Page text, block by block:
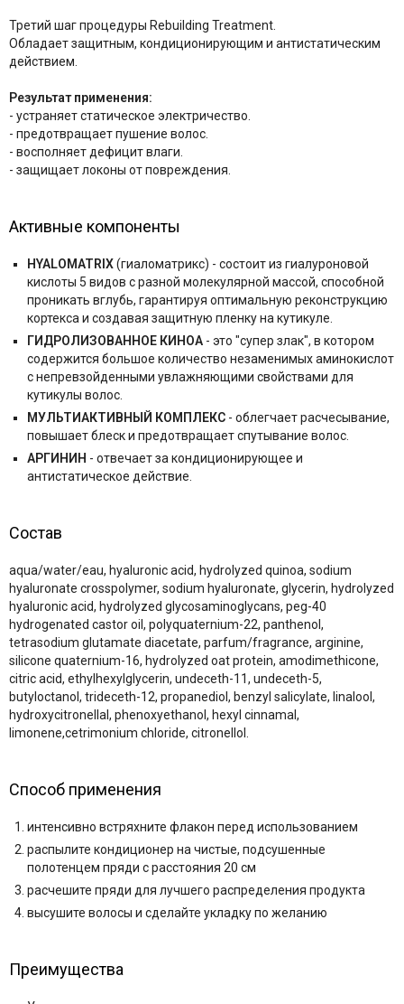
Третий шаг процедуры Rebuilding Treatment.
Обладает защитным, кондиционирующим и антистатическим
действием.
Результат применения:
- устраняет статическое электричество.
- предотвращает пушение волос.
- восполняет дефицит влаги.
- защищает локоны от повреждения.
Активные компоненты
HYALOMATRIX(гиаломатрикс) - состоит из гиалуроновой
кислоты 5 видов с разной молекулярной массой, способной
проникать вглубь, гарантируя оптимальную реконструкцию
кортекса и создавая защитную пленку на кутикуле.
ГИДРОЛИЗОВАННОЕ КИНОА - это "супер злак", в котором
содержится большое количество незаменимых аминокислот
с непревзойденными увлажняющими свойствами для
кутикулы волос.
МУЛЬТИАКТИВНЫЙ КОМПЛЕКС - облегчает расчесывание,
повышает блеск и предотвращает спутывание волос.
АРГИНИН - отвечает за кондиционирующее и
антистатическое действие.
Состав
aqua/water/eau, hyaluronic acid, hydrolyzed quinoa, sodium
hyaluronate crosspolymer, sodium hyaluronate, glycerin, hydrolyzed
hyaluronic acid, hydrolyzed glycosaminoglycans, peg-40
hydrogenated castor oil, polyquaternium-22, panthenol,
tetrasodium glutamate diacetate, parfum/fragrance, arginine,
silicone quaternium-16, hydrolyzed oat protein, amodimethicone,
citric acid, ethylhexylglycerin, undeceth-11, undeceth-5,
butyloctanol, trideceth-12, propanediol, benzyl salicylate, linalool,
hydroxycitronellal, phenoxyethanol, hexyl cinnamal,
limonene,cetrimonium chloride, citronellol.
Способ применения
интенсивно встряхните флакон перед использованием
распылите кондиционер на чистые, подсушенные
полотенцем пряди с расстояния 20 см
расчешите пряди для лучшего распределения продукта
высушите волосы и сделайте укладку по желанию
Преимущества